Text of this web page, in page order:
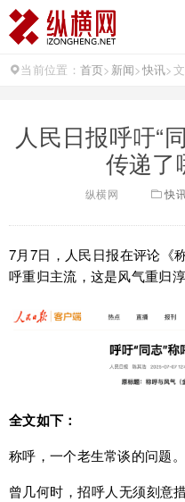
当前位置： 首页> 新闻>快讯>
人民日报呼吁“
传递了
纵横网 快
7月7日，人民日报在评论《
呼重归主流，这是风气重归淳
全文如下：
称呼，一个老生常谈的问题。
曾几何时，招呼人无须刻意